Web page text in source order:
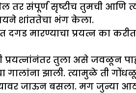
तर संपूर्ण सृष्टीच तुमची आणि
शांततेचा भंग केला.
दगड मारण्याचा प्रयत्न का
तुला असे जवळून
गालांना झाली. त्यामुळे ती
जाऊन बसला. मग जुन्या